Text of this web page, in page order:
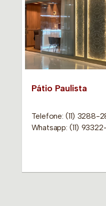
Pátio Paulista
Telefone: (11) 3288-
Whatsapp: (11)